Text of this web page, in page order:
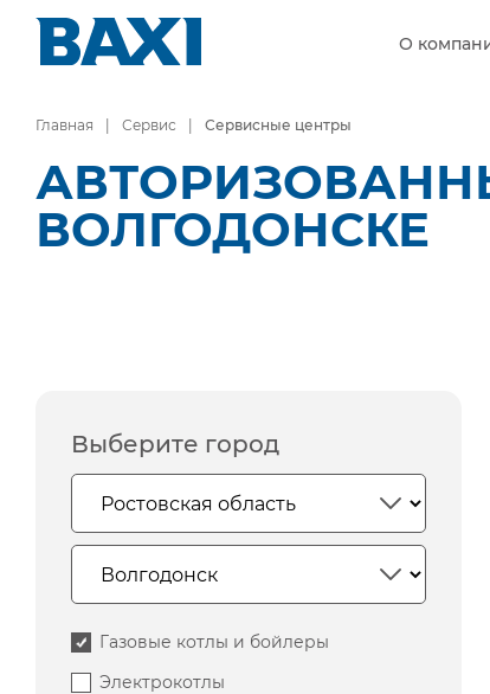
О
Главная Сервис Сервисные центры
ВОЛГОДОНСКЕ
Выберите город
Газовые котлы и бойлеры
Электрокотлы